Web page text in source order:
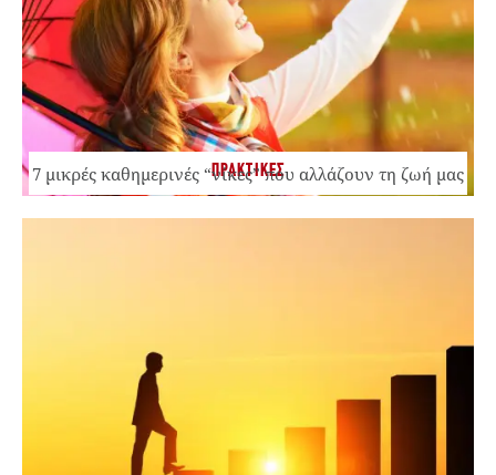
ΠΡΑΚΤΙΚΕΣ
7 μικρές καθημερινές “νίκες” που αλλάζουν τη ζωή μας